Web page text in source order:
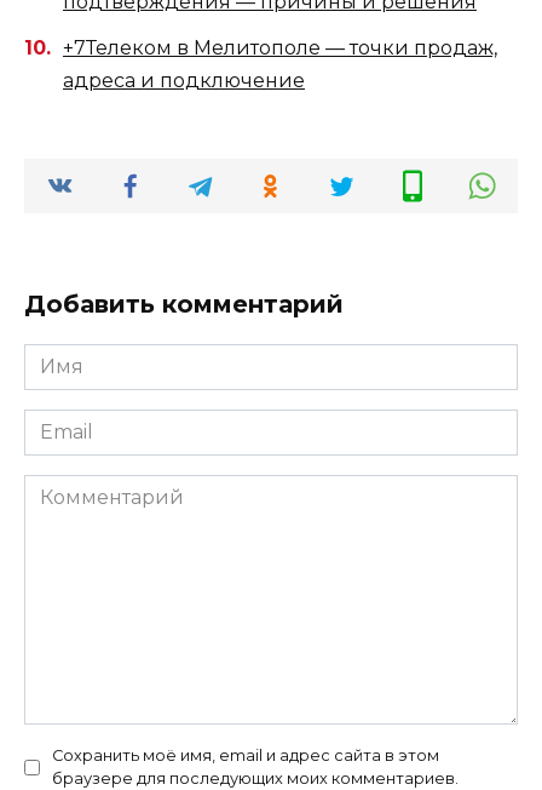
+7Телеком в Мелитополе — точки продаж,
адреса и подключение
Добавить комментарий
Имя
*
Email
*
Комментарий
Сохранить моё имя, email и адрес сайта в этом
браузере для последующих моих комментариев.